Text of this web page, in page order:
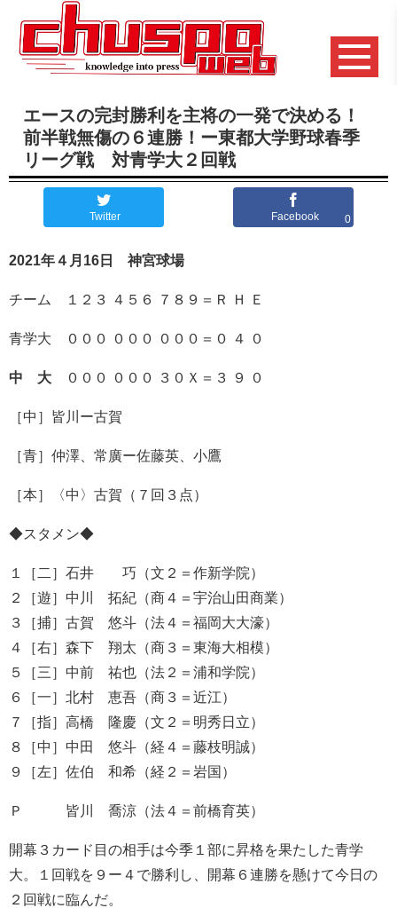
エースの完封勝利を主将の一発で決める！
前半戦無傷の６連勝！ー東都大学野球春季
リーグ戦 対青学大２回戦
Twitter Facebook 0
2021年４月16日 神宮球場
チーム １２３ ４５６ ７８９＝Ｒ Ｈ Ｅ
青学大 ０００ ０００ ０００＝０ ４ ０
中 大 ０００ ０００ ３０Ｘ＝３ ９ ０
［中］皆川ー古賀
［青］仲澤、常廣ー佐藤英、小鷹
［本］〈中〉古賀（７回３点）
◆スタメン◆
１［二］石井 巧（文２＝作新学院）
２［遊］中川 拓紀（商４＝宇治山田商業）
３［捕］古賀 悠斗（法４＝福岡大大濠）
４［右］森下 翔太（商３＝東海大相模）
５［三］中前 祐也（法２＝浦和学院）
６［一］北村 恵吾（商３＝近江）
７［指］高橋 隆慶（文２＝明秀日立）
８［中］中田 悠斗（経４＝藤枝明誠）
９［左］佐伯 和希（経２＝岩国）
Ｐ 皆川 喬涼（法４＝前橋育英）
開幕３カード目の相手は今季１部に昇格を果たした青学
大。１回戦を９ー４で勝利し、開幕６連勝を懸けて今日の
２回戦に臨んだ。